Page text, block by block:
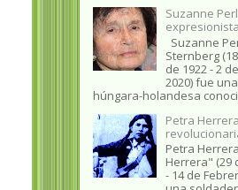
Suzanne
Suzanne
Sternberg
de 1922 - 2
2020) fue
húngara-holandesa
Petra Herrera
Petra
Herrera" (29
- 14 de